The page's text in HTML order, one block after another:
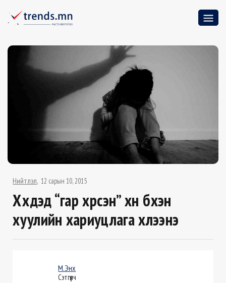
Нийтлэл 12 сарын 10, 2015
Хүүхдэд “гар хүрсэн” хүн бүхэн
хуулийн хариуцлага хүлээнэ
М.Энх
Сэтгүүлч